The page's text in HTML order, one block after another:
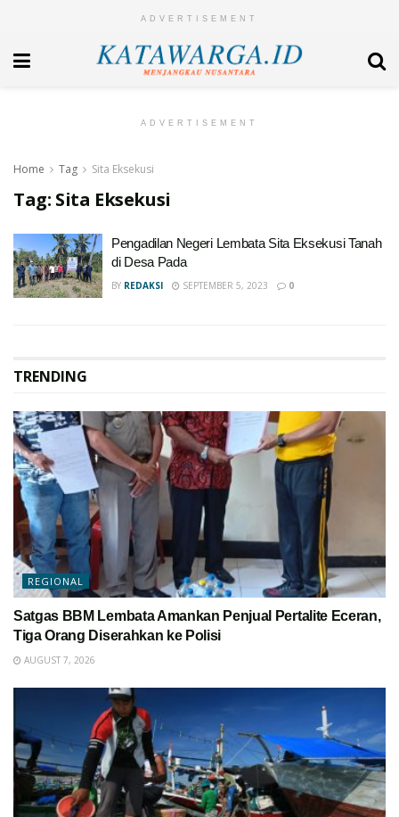
ADVERTISEMENT
ADVERTISEMENT
Home Tag Sita Eksekusi
Tag: Sita Eksekusi
Pengadilan Negeri Lembata Sita Eksekusi Tanah
di Desa Pada
BY REDAKSI SEPTEMBER 5, 2023 0
TRENDING
REGIONAL
Satgas BBM Lembata Amankan Penjual Pertalite Eceran,
Tiga Orang Diserahkan ke Polisi
AUGUST 7, 2026